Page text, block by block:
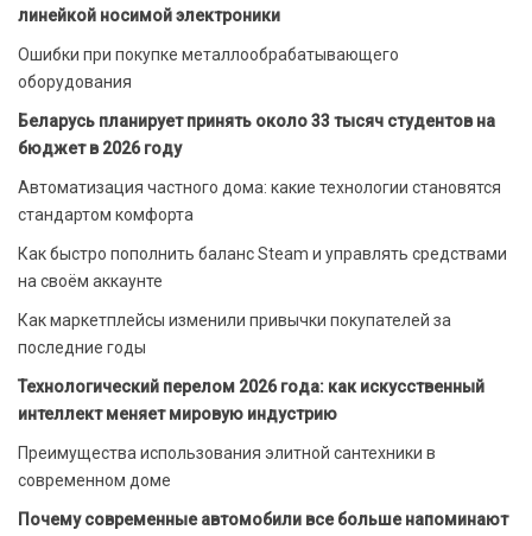
линейкой носимой электроники
Ошибки при покупке металлообрабатывающего
оборудования
Беларусь планирует принять около 33 тысяч студентов на
бюджет в 2026 году
Автоматизация частного дома: какие технологии становятся
стандартом комфорта
Как быстро пополнить баланс Steam и управлять средствами
на своём аккаунте
Как маркетплейсы изменили привычки покупателей за
последние годы
Технологический перелом 2026 года: как искусственный
интеллект меняет мировую индустрию
Преимущества использования элитной сантехники в
современном доме
Почему современные автомобили все больше напоминают